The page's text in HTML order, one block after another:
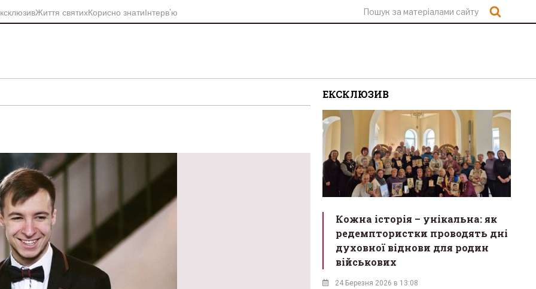
Життя святихКорисно знатиІнтерв’ю
ЕКСКЛЮЗИВ
Кожна історія – унікальна: як
редемптористки проводять дні
духовної віднови для родин
військових
24 Березня 2026 в 13:08